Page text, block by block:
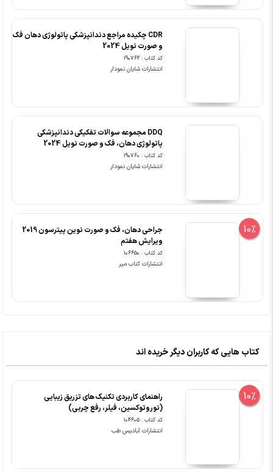
CDR چکیده مراجع دندانپزشکی پاتولوژی دهان فک
و صورت نویل 2024
کد کتاب : 190762
انتشارات شایان نمودار
DDQ مجموعه سوالات تفکیکی دندانپزشکی
پاتولوژی دهان، فک و صورت نویل 2024
کد کتاب : 190760
انتشارات شایان نمودار
10%
جراحی دهان، فک و صورت نوین پیترسون 2019
ویرایش هفتم
کد کتاب : 106650
انتشارات کتاب میر
کتاب هایی که کاربران دیگر خریده اند
10%
راهنمای کاربردی تکنیک های تزریق زیبایی
(نوروتوکسین، فیلر، رفع چربی)
کد کتاب : 104605
انتشارات آبادیس طب